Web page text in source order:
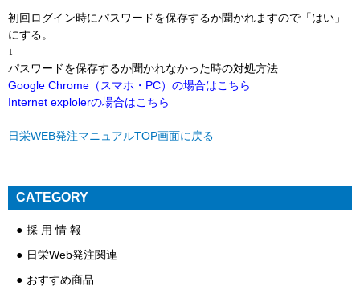
初回ログイン時にパスワードを保存するか聞かれますので「はい」
にする。
↓
パスワードを保存するか聞かれなかった時の対処方法
Google Chrome（スマホ・PC）の場合はこちら
Internet explolerの場合はこちら
日栄WEB発注マニュアルTOP画面に戻る
CATEGORY
採 用 情 報
日栄Web発注関連
おすすめ商品